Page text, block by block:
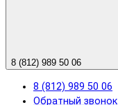
8 (812) 989 50 06
8 (812) 989 50 06
Обратный звонок